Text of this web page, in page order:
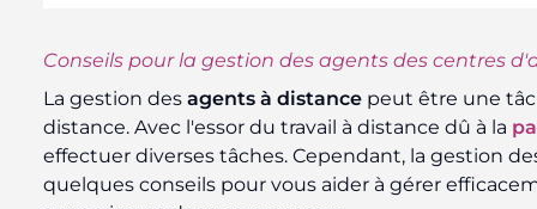
Conseils pour la gestion des agents des centres
La gestion des agents à distance peut être une
distance. Avec l'essor du travail à distance dû à la
effectuer diverses tâches. Cependant, la gestion
quelques conseils pour vous aider à gérer